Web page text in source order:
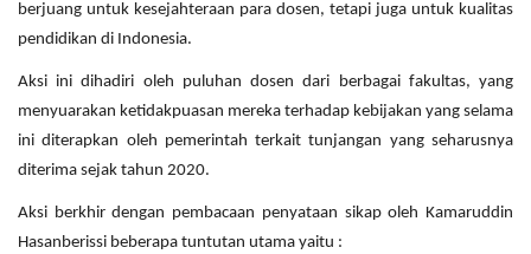
berjuang untuk kesejahteraan para dosen, tetapi juga untuk kualitas
pendidikan di Indonesia.
Aksi ini dihadiri oleh puluhan dosen dari berbagai fakultas, yang
menyuarakan ketidakpuasan mereka terhadap kebijakan yang selama
ini diterapkan oleh pemerintah terkait tunjangan yang seharusnya
diterima sejak tahun 2020.
Aksi berkhir dengan pembacaan penyataan sikap oleh Kamaruddin
Hasanberissi beberapa tuntutan utama yaitu :